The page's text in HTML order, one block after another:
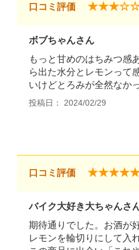
口コミ評価
ボブちゃんさん
もっと甘めのはちみつ感
ら出た水分とレモンって
いけどとろみが全然なか
投稿日： 2024/02/29
口コミ評価
バイク大好き大ちゃんさ
期待通りでした。お酒が
レモンを輪切りにして入